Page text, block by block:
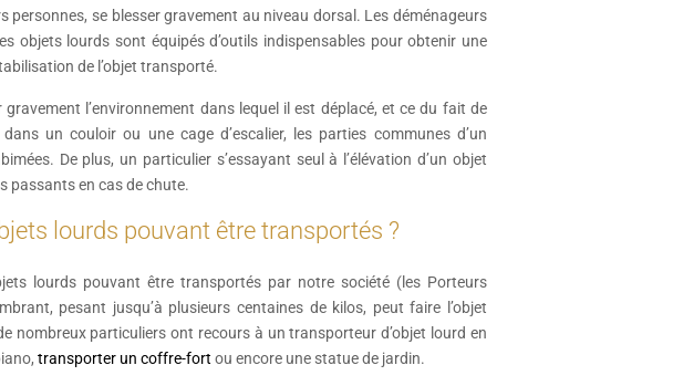
personnes, se blesser gravement au niveau dorsal. Les déménageurs
objets lourds sont équipés d’outils indispensables pour obtenir une
de l’objet transporté.
l’environnement dans lequel il est déplacé, et ce du fait de
un couloir ou une cage d’escalier, les parties communes d’un
De plus, un particulier s’essayant seul à l’élévation d’un objet
passants en cas de chute.
lourds pouvant être transportés ?
lourds pouvant être transportés par notre société (les Porteurs
pesant jusqu’à plusieurs centaines de kilos, peut faire l’objet
nombreux particuliers ont recours à un transporteur d’objet lourd en
transporter un coffre-fort ou encore une statue de jardin.